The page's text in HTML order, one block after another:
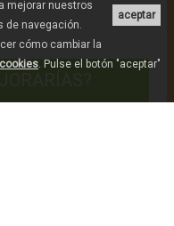
aceptar
mejorar nuestros
de navegación.
cómo cambiar la
. Pulse el botón "aceptar"